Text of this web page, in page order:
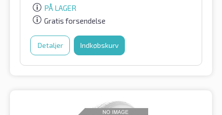
PÅ LAGER
Gratis forsendelse
Detaljer Indkøbskurv